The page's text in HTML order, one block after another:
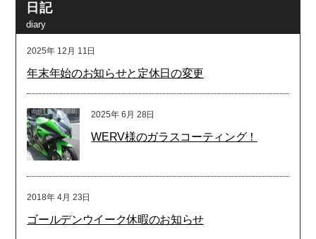
日記
diary
2025年 12月 11日
年末年始のお知らせと定休日の変更
2025年 6月 28日
WERV様のガラスコーティング！
2018年 4月 23日
ゴールデンウイーク休暇のお知らせ